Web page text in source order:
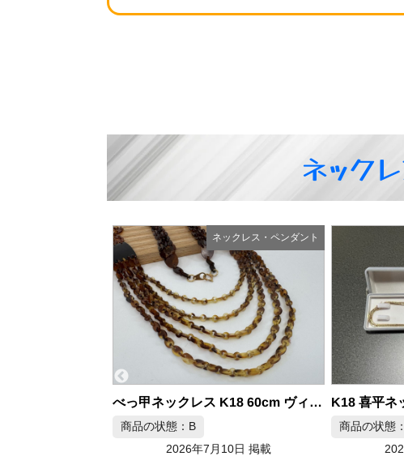
ネック
ネックレス・ペンダント
K18 喜平ネックレス 12面トリプル 50cm 30.2g
商品の状態：A
2026年7月10日 掲載